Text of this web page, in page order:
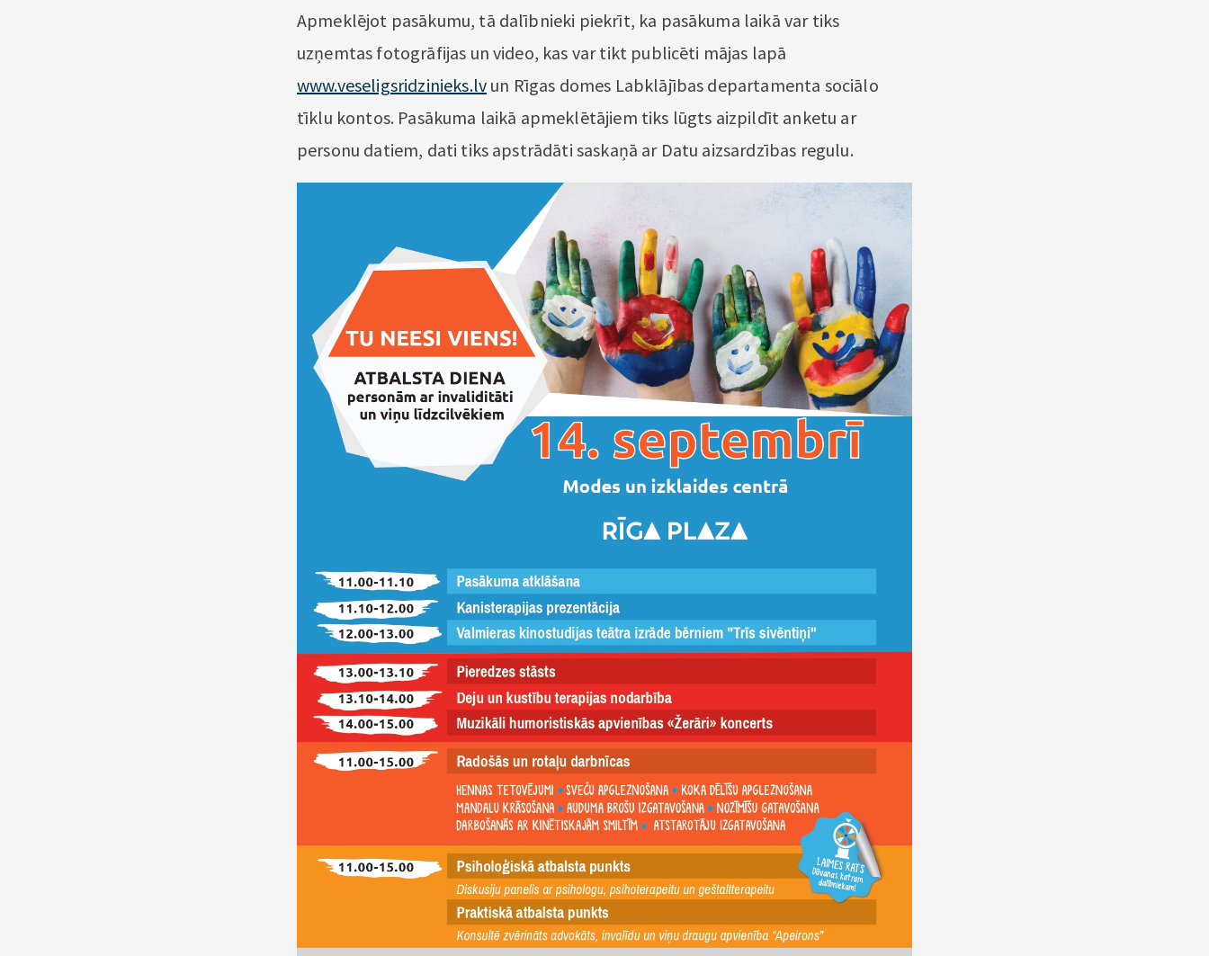
Apmeklējot pasākumu, tā dalībnieki piekrīt, ka pasākuma laikā var tiks
uzņemtas fotogrāfijas un video, kas var tikt publicēti mājas lapā
www.veseligsridzinieks.lv un Rīgas domes Labklājības departamenta sociālo
tīklu kontos. Pasākuma laikā apmeklētājiem tiks lūgts aizpildīt anketu ar
personu datiem, dati tiks apstrādāti saskaņā ar Datu aizsardzības regulu.